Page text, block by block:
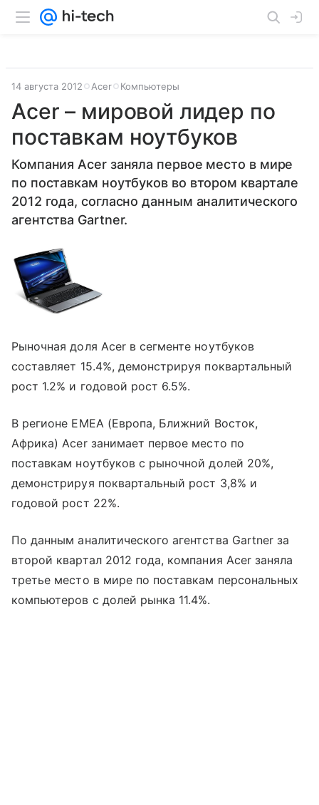
14 августа 2012 Acer Компьютеры
Acer – мировой лидер по
поставкам ноутбуков
Компания Acer заняла первое место в мире
по поставкам ноутбуков во втором квартале
2012 года, согласно данным аналитического
агентства Gartner.
Рыночная доля Acer в сегменте ноутбуков
составляет 15.4%, демонстрируя поквартальный
рост 1.2% и годовой рост 6.5%.
В регионе EMEA (Европа, Ближний Восток,
Африка) Acer занимает первое место по
поставкам ноутбуков с рыночной долей 20%,
демонстрируя поквартальный рост 3,8% и
годовой рост 22%.
По данным аналитического агентства Gartner за
второй квартал 2012 года, компания Acer заняла
третье место в мире по поставкам персональных
компьютеров с долей рынка 11.4%.